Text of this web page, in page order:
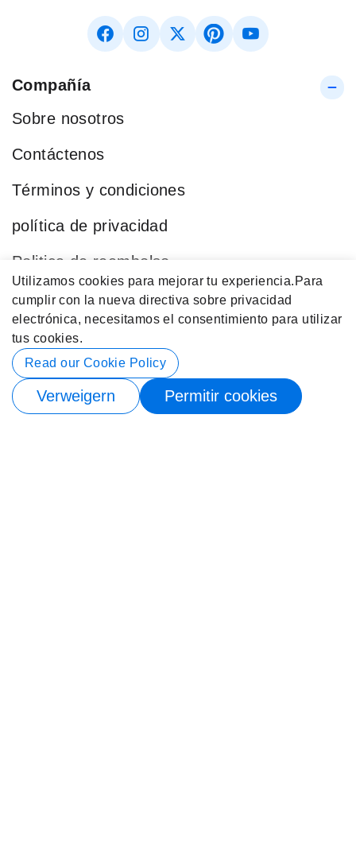
Utilizamos cookies para mejorar tu experiencia. Para
cumplir con la nueva directiva sobre privacidad
electrónica, necesitamos el consentimiento para utilizar
tus cookies.
Read our Cookie Policy
Verweigern Permitir cookies
Compañía
Sobre nosotros
Contáctenos
Términos y condiciones
política de privacidad
Politica de reembolso
Blog
Categorías Populares
Datos de contacto
© 2026 Buy4Store. Reservados Todos los Derechos.